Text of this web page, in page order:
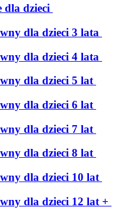
dla dzieci
dla dzieci 3 lata
dla dzieci 4 lata
dla dzieci 5 lat
dla dzieci 6 lat
dla dzieci 7 lat
dla dzieci 8 lat
dla dzieci 10 lat
dla dzieci 12 lat +